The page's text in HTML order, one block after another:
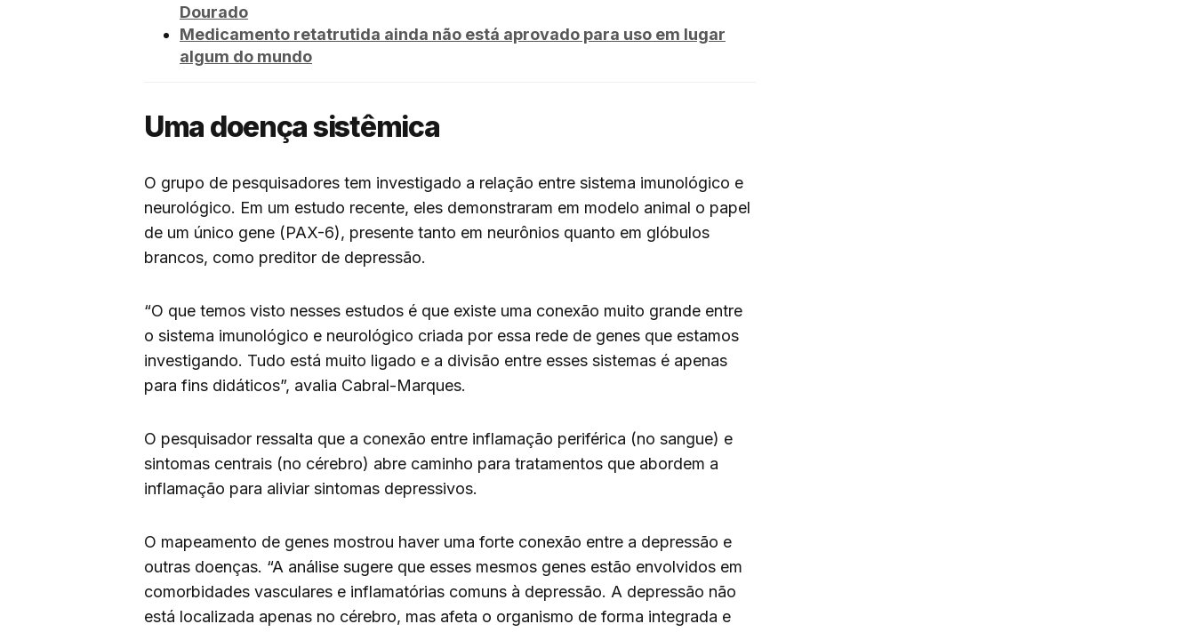
Dourado
Medicamento retatrutida ainda não está aprovado para uso em lugar
algum do mundo
Uma doença sistêmica
O grupo de pesquisadores tem investigado a relação entre sistema imunológico e
neurológico. Em um estudo recente, eles demonstraram em modelo animal o papel
de um único gene (PAX-6), presente tanto em neurônios quanto em glóbulos
brancos, como preditor de depressão.
“O que temos visto nesses estudos é que existe uma conexão muito grande entre
o sistema imunológico e neurológico criada por essa rede de genes que estamos
investigando. Tudo está muito ligado e a divisão entre esses sistemas é apenas
para fins didáticos”, avalia Cabral-Marques.
O pesquisador ressalta que a conexão entre inflamação periférica (no sangue) e
sintomas centrais (no cérebro) abre caminho para tratamentos que abordem a
inflamação para aliviar sintomas depressivos.
O mapeamento de genes mostrou haver uma forte conexão entre a depressão e
outras doenças. “A análise sugere que esses mesmos genes estão envolvidos em
comorbidades vasculares e inflamatórias comuns à depressão. A depressão não
está localizada apenas no cérebro, mas afeta o organismo de forma integrada e